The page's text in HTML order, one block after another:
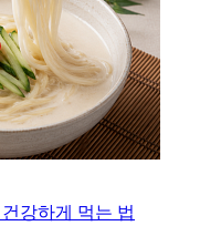
강하게 먹는 법